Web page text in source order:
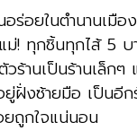
ร่อยในตำนานเมื
ทุกชิ้นทุกไส้ 5 บา
ร้านเป็นร้านเล็ก
ฝั่งซ้ายมือ เป็นอี
ถูกใจแน่นอน